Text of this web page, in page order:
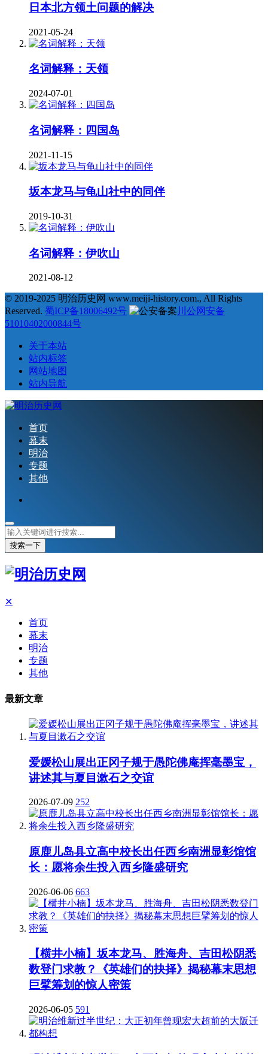
日本北方领土问题的解决
2021-05-24
名词解释：天领
2024-07-01
名词解释：四国岛
2021-11-15
坂本龙马与龟山社中的同伴
2019-10-31
名词解释：伊吹山
2021-08-12
© 2019-2025 明治历史网 www.meiji-history.com., All Rights
Reserved. 蜀ICP备18006492号
川公网安备
51010402000844号
关于本站
站内标签
网站地图
站内导航
首页
幕末
明治
专题
其他
搜索一下
✕
首页
幕末
明治
专题
其他
最新文章
爱媛松山展出正冈子规于愚陀佛庵挥毫墨宝，
讲述其与夏目漱石之交谊
2026-07-09 252
原鹿儿岛县立高中校长出任西乡南洲显彰馆馆
长：愿将余生投入西乡隆盛研究
2026-06-06 663
【横井小楠】坂本龙马、胜海舟、吉田松阴悉
数登门求教？《英雄们的抉择》揭秘幕末思想
巨擘筹划的惊人密策
2026-06-05 591